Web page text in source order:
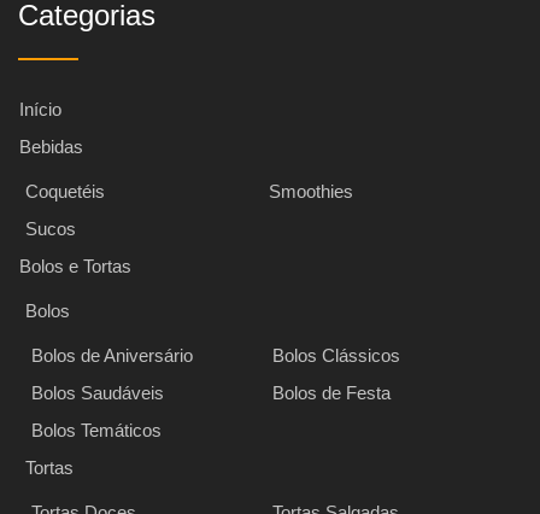
Categorias
Início
Bebidas
Coquetéis
Smoothies
Sucos
Bolos e Tortas
Bolos
Bolos de Aniversário
Bolos Clássicos
Bolos Saudáveis
Bolos de Festa
Bolos Temáticos
Tortas